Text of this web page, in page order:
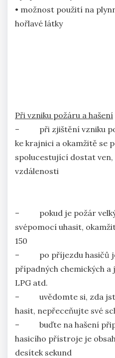
• možnost použití na
hořlavé látky
Při vzniku požáru a hašení
– při zjištění vzniku
ke krajnici a okamžitě se
spolucestující dostat ven,
vzdálenosti
– pokud je požár velký
svépomocí uhasit,
150
– po příjezdu hasičů
případných chemických a
LPG atd.
– uvědomte si, zda
hasit, nepřeceňujte své
– buďte na hašení
hasicího přístroje je
desítek sekund